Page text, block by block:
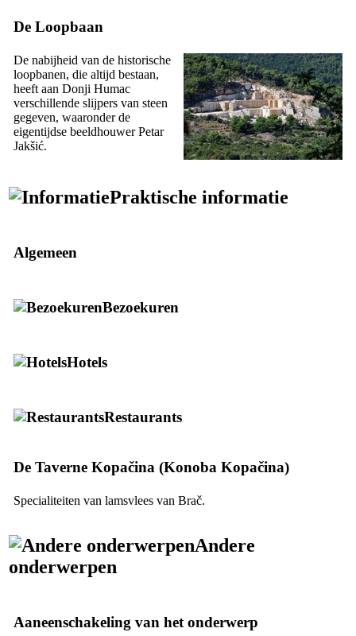
De Loopbaan
De nabijheid van de historische
loopbanen, die altijd bestaan,
heeft aan Donji Humac
verschillende slijpers van steen
gegeven, waaronder de
eigentijdse beeldhouwerPetar
Jakšić.
Praktische informatie
Algemeen
Bezoekuren
Hotels
Restaurants
De Taverne Kopačina (Konoba Kopačina)
Specialiteiten van lamsvlees van Brač.
Andere
onderwerpen
Aaneenschakeling van het onderwerp